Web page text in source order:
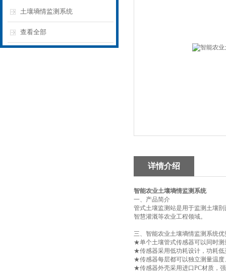
土壤墒情监测系统
查看全部
详情介绍
智能农业土壤墒情监测系统
一、产品简介
管式土壤监测站是用于监测土壤
智慧灌溉等农业工程领域。
三、智能农业土壤墒情监测系统优
★单个土壤管式传感器可以同时
★传感器采用低功耗设计，功耗低
★传感器每层都可以独立测量温
★传感器外壳采用进口PC材质，